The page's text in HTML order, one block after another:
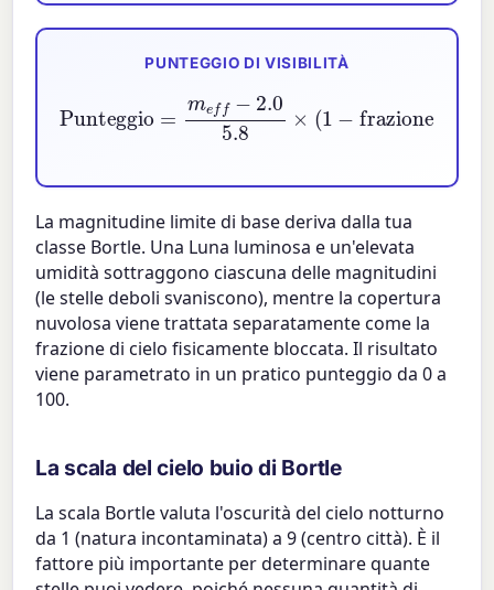
PUNTEGGIO DI VISIBILITÀ
me f− 2.0 5.8
frazione nuvole )× 100
La magnitudine limite di base deriva dalla tua
classe Bortle. Una Luna luminosa e un'elevata
umidità sottraggono ciascuna delle magnitudini
(le stelle deboli svaniscono), mentre la copertura
nuvolosa viene trattata separatamente come la
frazione di cielo fisicamente bloccata. Il risultato
viene parametrato in un pratico punteggio da 0 a
100.
La scala del cielo buio di Bortle
La scala Bortle valuta l'oscurità del cielo notturno
da 1 (natura incontaminata) a 9 (centro città). È il
fattore più importante per determinare quante